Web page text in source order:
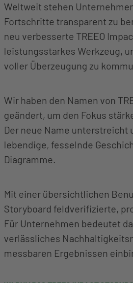
Weltweit stehen
Fortschritte transparent zu
neu verbesserte TREEO
leistungsstarkes Werkzeug,
voller Überzeugung zu
Wir haben den Namen von
geändert, um den Fokus
Der neue Name unterstreicht
lebendige, fesselnde
Diagramme.
Mit einer übersichtlichen
Storyboard feldverifizierte,
Für Unternehmen bedeutet
verlässliches
messbaren Ergebnissen